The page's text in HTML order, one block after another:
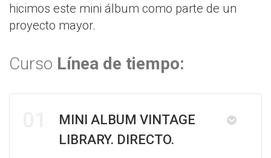
hicimos este mini álbum como parte de un
proyecto mayor.
Curso Línea de tiempo:
MINI ALBUM VINTAGE
LIBRARY. DIRECTO.